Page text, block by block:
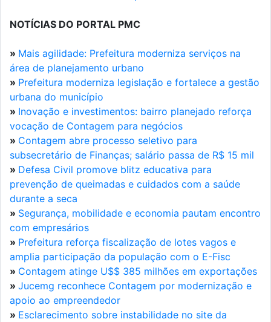
NOTÍCIAS DO PORTAL PMC
» Mais agilidade: Prefeitura moderniza serviços na
área de planejamento urbano
» Prefeitura moderniza legislação e fortalece a gestão
urbana do município
» Inovação e investimentos: bairro planejado reforça
vocação de Contagem para negócios
» Contagem abre processo seletivo para
subsecretário de Finanças; salário passa de R$ 15 mil
» Defesa Civil promove blitz educativa para
prevenção de queimadas e cuidados com a saúde
durante a seca
» Segurança, mobilidade e economia pautam encontro
com empresários
» Prefeitura reforça fiscalização de lotes vagos e
amplia participação da população com o E-Fisc
» Contagem atinge U$$ 385 milhões em exportações
» Jucemg reconhece Contagem por modernização e
apoio ao empreendedor
» Esclarecimento sobre instabilidade no site da